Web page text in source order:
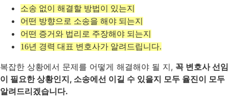
소송 없이 해결할 방법이 있는지
어떤 방향으로 소송을 해야 되는지
어떤 증거와 법리로 주장해야 되는지
16년 경력 대표 변호사가 알려드립니다.
복잡한 상황에서 문제를 어떻게 해결해야 될 지, 꼭 변호사 선임
이 필요한 상황인지, 소송에선 이길 수 있을지 모두 율진이 모두
알려드리겠습니다.